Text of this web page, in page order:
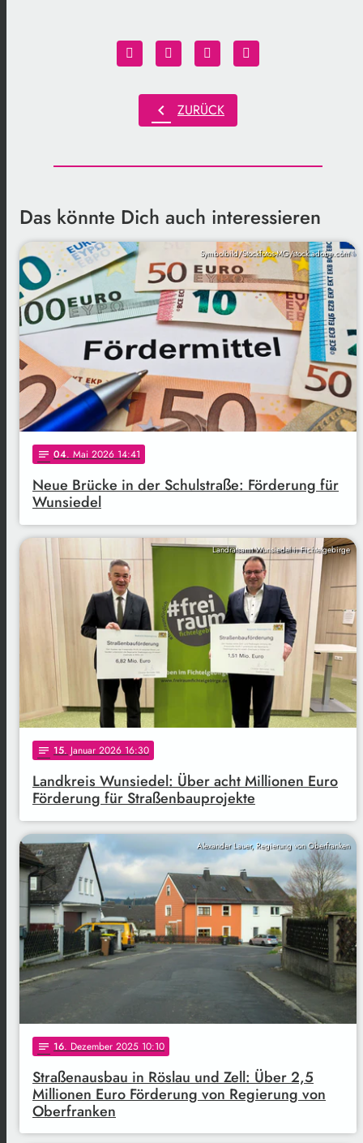
chevron_left ZURÜCK
Das könnte Dich auch interessieren
Symbolbild/Stockfotos-MG/stock.adobe.com
notes 04. Mai 2026 14:41
Neue Brücke in der Schulstraße: Förderung für
Wunsiedel
Landratsamt Wunsiedel i. Fichtelgebirge
notes 15. Januar 2026 16:30
Landkreis Wunsiedel: Über acht Millionen Euro
Förderung für Straßenbauprojekte
Alexander Lauer, Regierung von Oberfranken
notes 16. Dezember 2025 10:10
Straßenausbau in Röslau und Zell: Über 2,5
Millionen Euro Förderung von Regierung von
Oberfranken